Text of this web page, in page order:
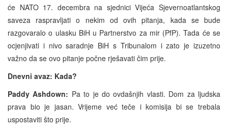
će NATO 17. decembra na sjednici Vijeća Sjevernoatlantskog
saveza raspravljati o nekim od ovih pitanja, kada se bude
razgovaralo o ulasku BiH u Partnerstvo za mir (PfP). Tada će se
ocjenjivati i nivo saradnje BiH s Tribunalom i zato je izuzetno
važno da se ovo pitanje počne rješavati čim prije.
Dnevni avaz: Kada?
Paddy Ashdown: Pa to je do ovdašnjih vlasti. Dom za ljudska
prava bio je jasan. Vrijeme već teče i komisija bi se trebala
uspostaviti što prije.